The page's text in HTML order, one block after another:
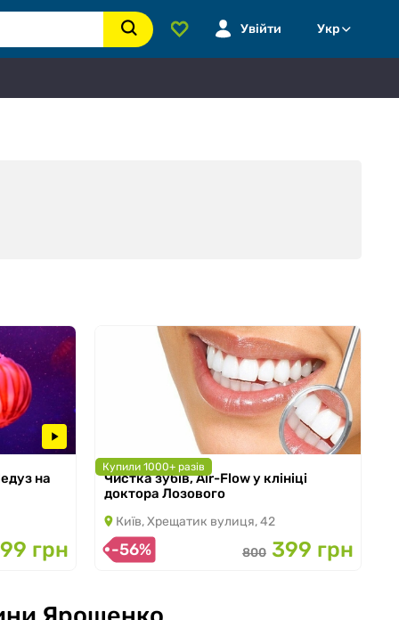
Увійти Укр
на
грн
Купили 1000+ разів
з 08.10.2025 по 31.10.2026
Чистка зубів, Air-Flow у клініці
доктора Лозового
Київ, Хрещатик вулиця, 42
-56% 800 399 грн